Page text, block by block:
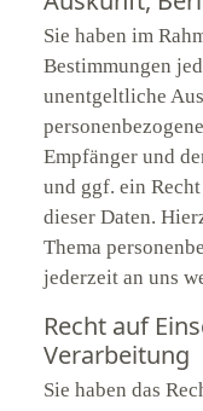
Sie haben im
Bestimmungen
unentgeltliche
Empfänger und
und ggf. ein
dieser Daten.
Thema
jederzeit an uns
Recht auf
Verarbeitung
Sie haben das